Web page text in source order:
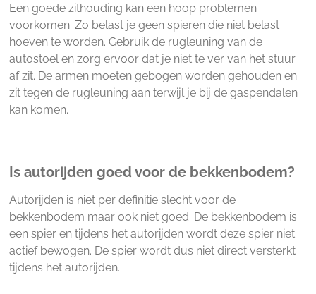
Een goede zithouding kan een hoop problemen
voorkomen. Zo belast je geen spieren die niet belast
hoeven te worden. Gebruik de rugleuning van de
autostoel en zorg ervoor dat je niet te ver van het stuur
af zit. De armen moeten gebogen worden gehouden en
zit tegen de rugleuning aan terwijl je bij de gaspendalen
kan komen.
Is autorijden goed voor de bekkenbodem?
Autorijden is niet per definitie slecht voor de
bekkenbodem maar ook niet goed. De bekkenbodem is
een spier en tijdens het autorijden wordt deze spier niet
actief bewogen. De spier wordt dus niet direct versterkt
tijdens het autorijden.